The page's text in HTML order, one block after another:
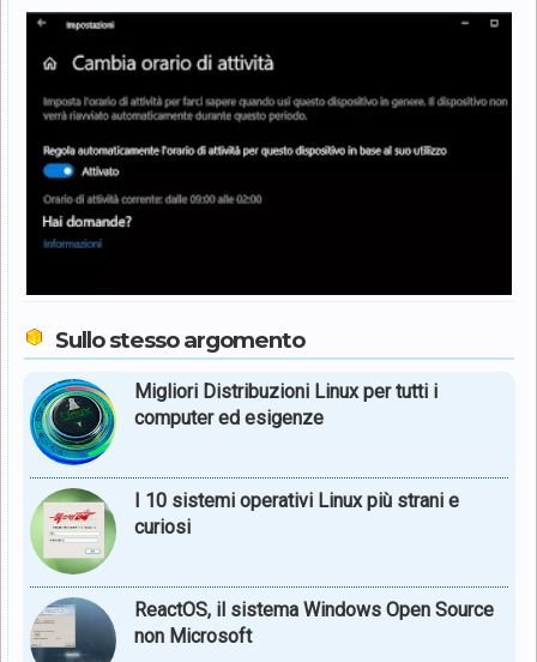
Sullo stesso argomento
Migliori Distribuzioni Linux per tutti i
computer ed esigenze
I 10 sistemi operativi Linux più strani e
curiosi
ReactOS, il sistema Windows Open Source
non Microsoft